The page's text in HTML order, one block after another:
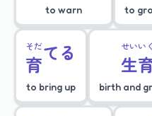
to warn to
育
そだてる
to bring up
生
せいいく
birth and